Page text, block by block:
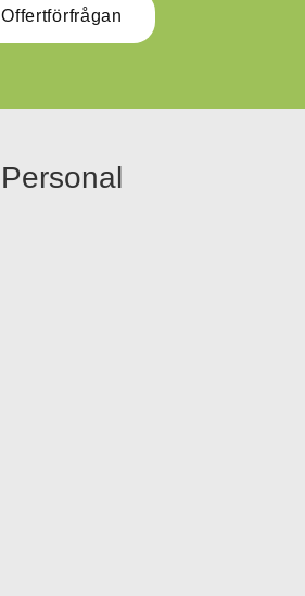
Offertförfrågan
Personal